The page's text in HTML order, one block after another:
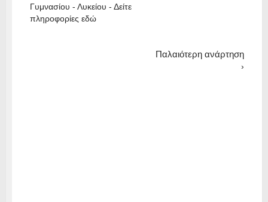
Γυμνασίου - Λυκείου - Δείτε
πληροφορίες εδώ
Παλαιότερη ανάρτηση
›